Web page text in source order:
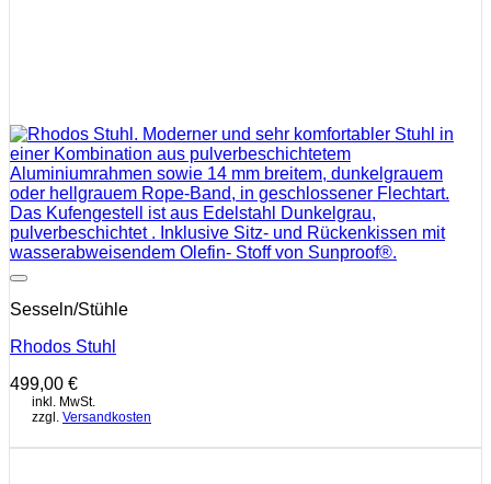
Sesseln/Stühle
Rhodos Stuhl
499,00 €
inkl. MwSt.
zzgl. Versandkosten